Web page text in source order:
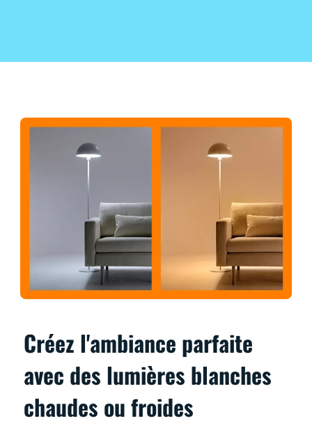
Créez l'ambiance parfaite
avec des lumières blanches
chaudes ou froides